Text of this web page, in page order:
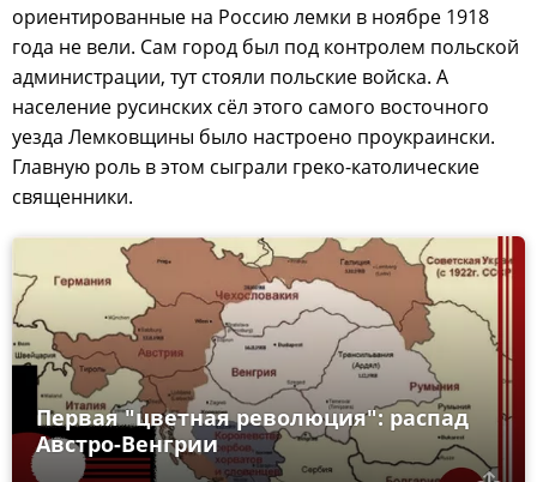
ориентированные на Россию лемки в ноябре 1918
года не вели. Сам город был под контролем польской
администрации, тут стояли польские войска. А
население русинских сёл этого самого восточного
уезда Лемковщины было настроено проукраински.
Главную роль в этом сыграли греко-католические
священники.
Первая "цветная революция": распад
Австро-Венгрии